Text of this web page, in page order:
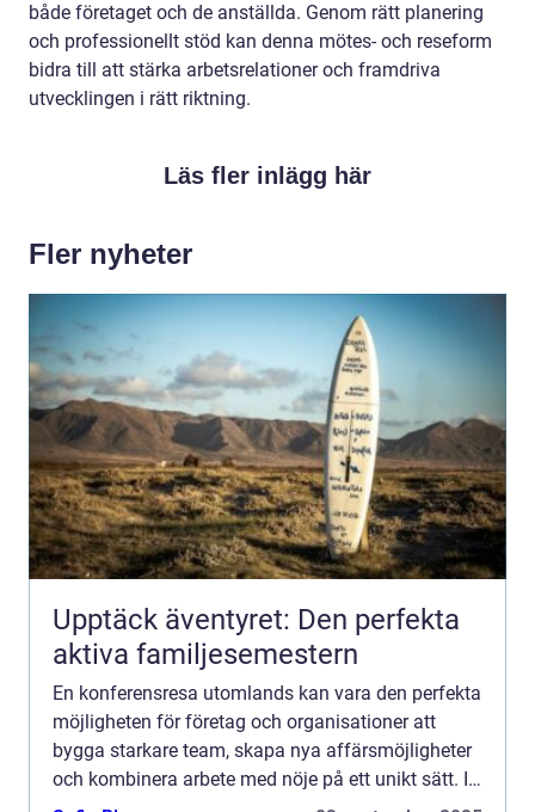
både företaget och de anställda. Genom rätt planering
och professionellt stöd kan denna mötes- och reseform
bidra till att stärka arbetsrelationer och framdriva
utvecklingen i rätt riktning.
Läs fler inlägg här
Fler nyheter
Upptäck äventyret: Den perfekta
aktiva familjesemestern
En konferensresa utomlands kan vara den perfekta
möjligheten för företag och organisationer att
bygga starkare team, skapa nya affärsmöjligheter
och kombinera arbete med nöje på ett unikt sätt. I